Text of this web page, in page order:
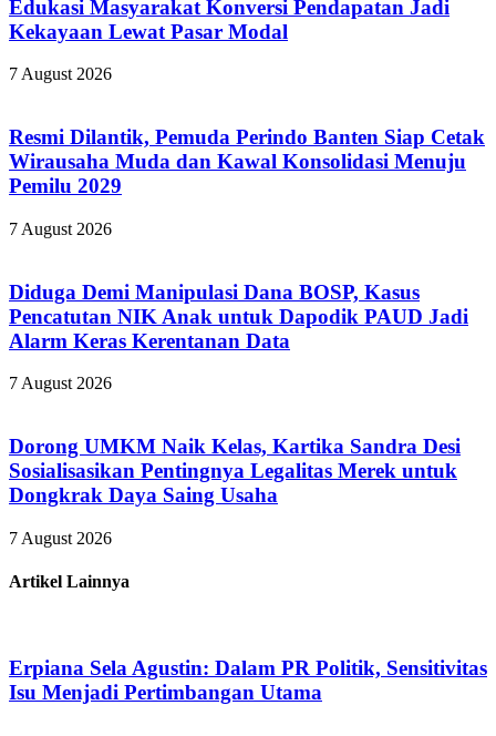
Edukasi Masyarakat Konversi Pendapatan Jadi
Kekayaan Lewat Pasar Modal
7 August 2026
Resmi Dilantik, Pemuda Perindo Banten Siap Cetak
Wirausaha Muda dan Kawal Konsolidasi Menuju
Pemilu 2029
7 August 2026
Diduga Demi Manipulasi Dana BOSP, Kasus
Pencatutan NIK Anak untuk Dapodik PAUD Jadi
Alarm Keras Kerentanan Data
7 August 2026
Dorong UMKM Naik Kelas, Kartika Sandra Desi
Sosialisasikan Pentingnya Legalitas Merek untuk
Dongkrak Daya Saing Usaha
7 August 2026
Artikel Lainnya
Erpiana Sela Agustin: Dalam PR Politik, Sensitivitas
Isu Menjadi Pertimbangan Utama